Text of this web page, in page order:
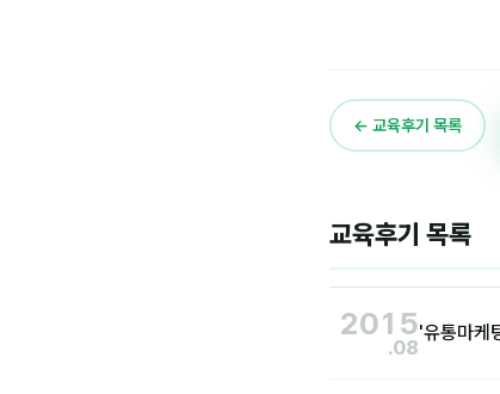
← 교육후기 목록
교육후기 목록
2015
.08
'유통마케